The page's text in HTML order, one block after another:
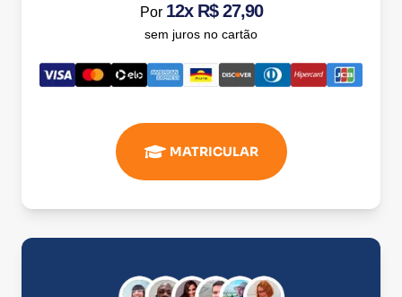
Por 12x R$ 27,90
sem juros no cartão
MATRICULAR